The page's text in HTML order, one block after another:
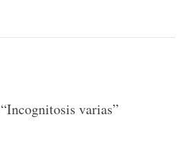
Incognitosis varias”